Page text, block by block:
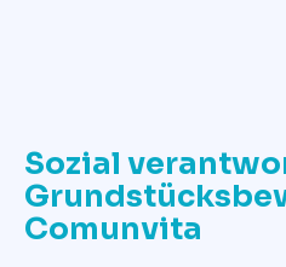
Sozial
Comunvita